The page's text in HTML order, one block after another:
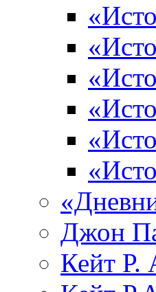
Джон
Кейт Р.